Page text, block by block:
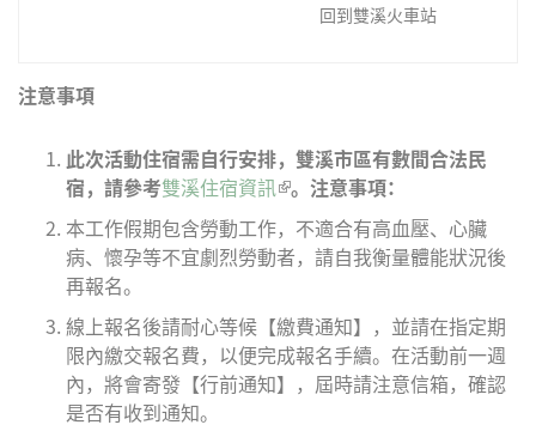
回到雙溪火車站
注意事項
此次活動住宿需自行安排，雙溪市區有數間合法民
宿，請參考雙溪住宿資訊(link is external)
。 注意事項：
本工作假期包含勞動工作，不適合有高血壓、心臟
病、懷孕等不宜劇烈勞動者，請自我衡量體能狀況後
再報名。
線上報名後請耐心等候【繳費通知】，並請在指定期
限內繳交報名費，以便完成報名手續。在活動前一週
內，將會寄發【行前通知】，屆時請注意信箱，確認
是否有收到通知。